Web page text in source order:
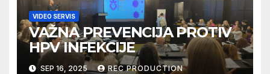
VIDEO SERVIS
VAŽNA PREVENCIJA PROTIV
HPV INFEKCIJE
SEP 16, 2025 REC PRODUCTION